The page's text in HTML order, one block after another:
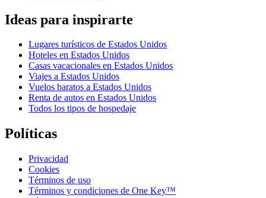
Ideas para inspirarte
Lugares turísticos de Estados Unidos
Hoteles en Estados Unidos
Casas vacacionales en Estados Unidos
Viajes a Estados Unidos
Vuelos baratos a Estados Unidos
Renta de autos en Estados Unidos
Todos los tipos de hospedaje
Políticas
Privacidad
Cookies
Términos de uso
Términos y condiciones de One Key™